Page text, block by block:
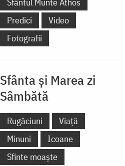
Predici
Video
Fotografii
Sfânta și Marea zi
Sâmbătă
Rugăciuni
Viață
Minuni
Icoane
Sfinte moaște